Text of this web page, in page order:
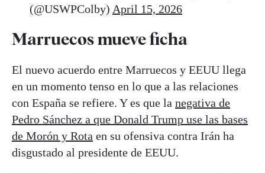
(@USWPColby) April 15, 2026
Marruecos mueveficha
El nuevo acuerdo entre Marruecos y EEUU llega
en un momento tenso en lo que a las relaciones
con España se refiere. Y es que la negativa de
Pedro Sánchez a que Donald Trump use las bases
de Morón y Rota en su ofensiva contra Irán ha
disgustado al presidente de EEUU.